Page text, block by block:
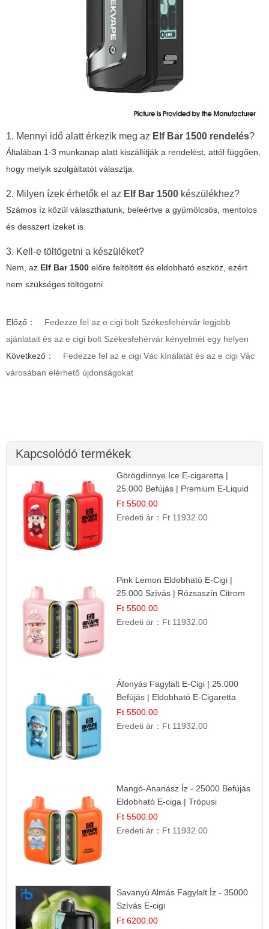
1. Mennyi idő alatt érkezik meg az Elf Bar 1500 rendelés?
Általában 1-3 munkanap alatt kiszállítják a rendelést, attól függően,
hogy melyik szolgáltatót választja.
2. Milyen ízek érhetők el az Elf Bar 1500 készülékhez?
Számos íz közül választhatunk, beleértve a gyümölcsös, mentolos
és desszert ízeket is.
3. Kell-e töltögetni a készüléket?
Nem, az Elf Bar 1500 előre feltöltött és eldobható eszköz, ezért
nem szükséges töltögetni.
Előző：
Fedezze fel az e cigi bolt Székesfehérvár legjobb
ajánlatait és az e cigi bolt Székesfehérvár kényelmét egy helyen
Következő：
Fedezze fel az e cigi Vác kínálatát és az e cigi Vác
városában elérhető újdonságokat
Kapcsolódó termékek
Görögdinnye Ice E-cigaretta |
25.000 Befújás | Premium E-Liquid
Ft 5500.00
Eredeti ár： Ft 11932.00
Pink Lemon Eldobható E-Cigi |
25.000 Szívás | Rózsaszín Citrom
Íz
Ft 5500.00
Eredeti ár： Ft 11932.00
Áfonyás Fagylalt E-Cigi | 25.000
Befújás | Eldobható E-Cigaretta
Ft 5500.00
Eredeti ár： Ft 11932.00
Mangó-Ananász Íz - 25000 Befújás
Eldobható E-ciga | Trópusi
Gyümölcs Élmény!
Ft 5500.00
Eredeti ár： Ft 11932.00
Savanyú Almás Fagylalt Íz - 35000
Szívás E-cigi
Ft 6200.00